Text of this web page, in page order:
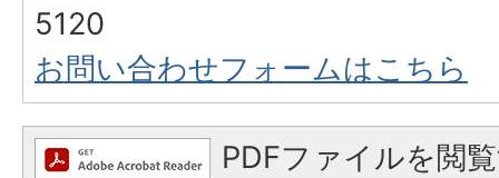
5120
お問い合わせフォームはこちら
PDFファイルを閲